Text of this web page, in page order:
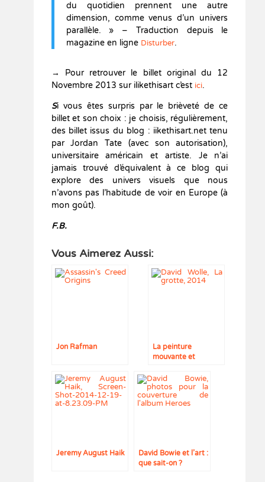
du quotidien prennent une autre
dimension, comme venus d’un univers
parallèle. » – Traduction depuis le
magazine en ligne Disturber.
→ Pour retrouver le billet original du 12
Novembre 2013 sur ilikethisart c’est ici.
Si vous êtes surpris par le brièveté de ce
billet et son choix : je choisis, régulièrement,
des billet issus du blog : iikethisart.net tenu
par Jordan Tate (avec son autorisation),
universitaire américain et artiste. Je n’ai
jamais trouvé d’équivalent à ce blog qui
explore des univers visuels que nous
n’avons pas l’habitude de voir en Europe (à
mon goût).
F.B.
Vous Aimerez Aussi:
Jon Rafman
La peinture
mouvante et
Wolle
Jeremy August Haik
David Bowie et l’art :
que sait-on ?